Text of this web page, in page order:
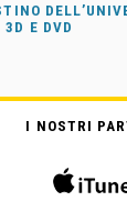
E DVD
I NOSTRI